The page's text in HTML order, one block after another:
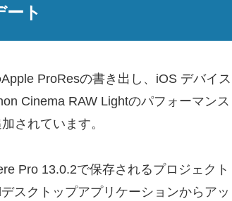
ト
ProResの書き出し、iOS デバイス
Cinema RAW Lightのパフォーマンス
されています。
Pro 13.0.2で保存されるプロジェクト
スクトップアプリケーションからアッ